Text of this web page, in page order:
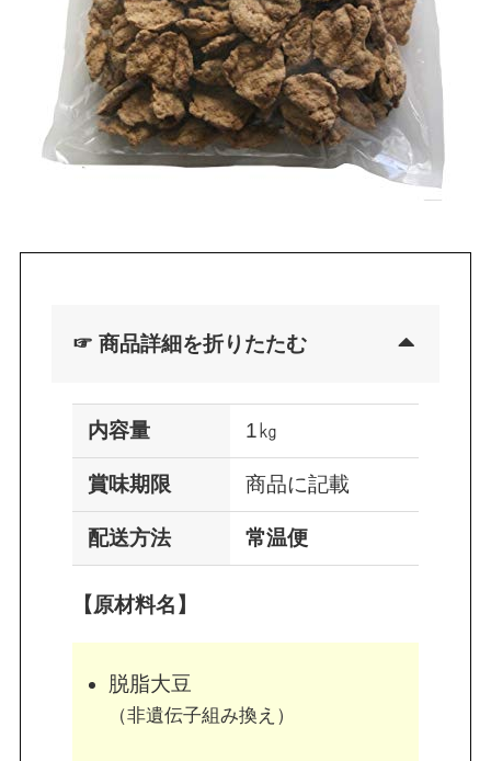
☞ 商品詳細を折りたたむ
内容量 1㎏
賞味期限 商品に記載
配送方法 常温便
【原材料名】
脱脂大豆
（非遺伝子組み換え）